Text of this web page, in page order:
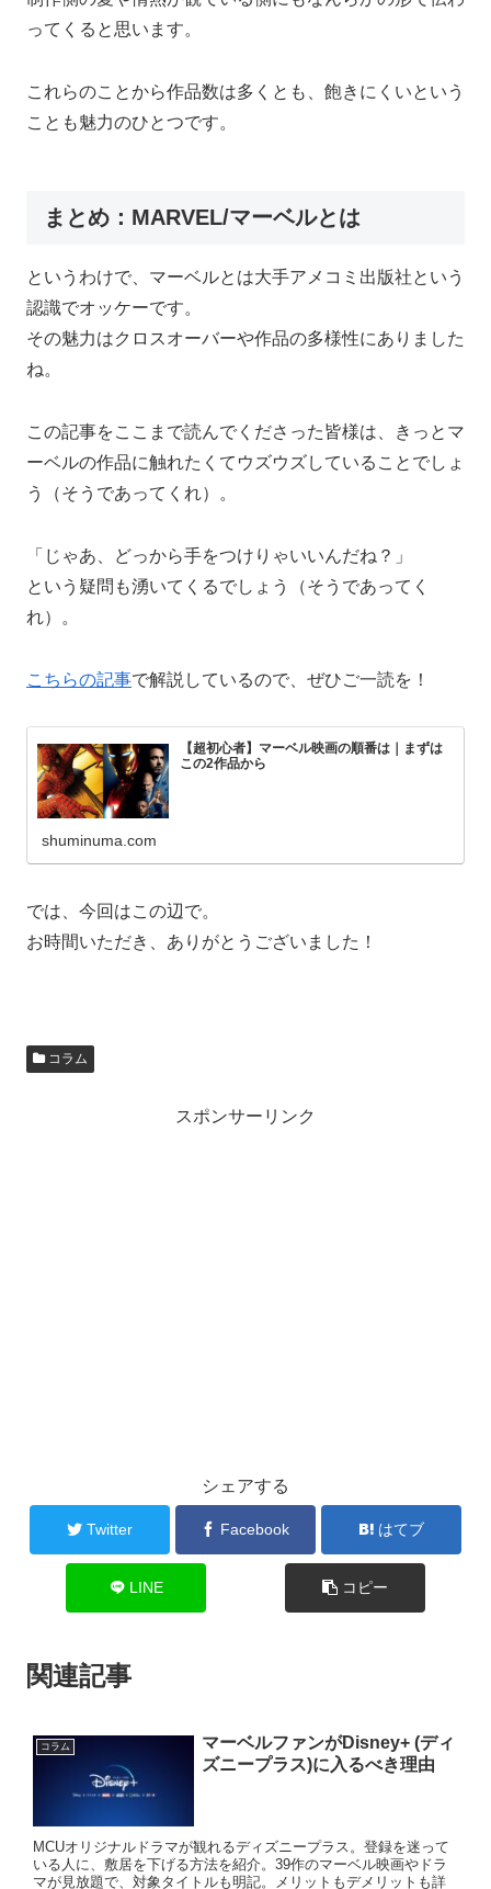
ってくると思います。
これらのことから作品数は多くとも、飽きにくいという
ことも魅力のひとつです。
まとめ：MARVEL/マーベルとは
というわけで、マーベルとは大手アメコミ出版社という
認識でオッケーです。
その魅力はクロスオーバーや作品の多様性にありました
ね。
この記事をここまで読んでくださった皆様は、きっとマ
ーベルの作品に触れたくてウズウズしていることでしょ
う（そうであってくれ）。
「じゃあ、どっから手をつけりゃいいんだね？」
という疑問も湧いてくるでしょう（そうであってく
れ）。
こちらの記事で解説しているので、ぜひご一読を！
【超初心者】マーベル映画の順番は｜まずは
この2作品から
shuminuma.com
では、今回はこの辺で。
お時間いただき、ありがとうございました！
コラム
スポンサーリンク
シェアする
Twitter Facebook はてブ
LINE コピー
関連記事
コラム
マーベルファンがDisney+ (ディ
ズニープラス)に入るべき理由
MCUオリジナルドラマが観れるディズニープラス。登録を迷って
いる人に、敷居を下げる方法を紹介。39作のマーベル映画やドラ
マが見放題で、対象タイトルも明記。メリットもデメリットも詳